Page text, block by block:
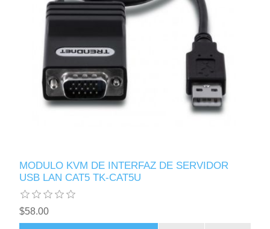
MODULO KVM DE INTERFAZ DE SERVIDOR
USB LAN CAT5 TK-CAT5U
$58.00